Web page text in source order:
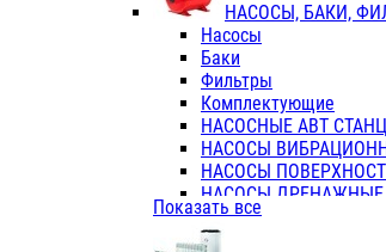
ТРОЙНИКИ
ТРОЙНИКИ С
КОЛЬЦА
ТРУБЫ НАПОРНЫЕ
ТРУБЫ
ТРУБЫ
НАСОСЫ, БАКИ,
Насосы
Баки
Фильтры
Комплектующие
НАСОСНЫЕ АВТ
НАСОСЫ
НАСОСЫ
НАСОСЫ
НАСОСЫ ПОВЫСИТ и
НАСОСЫ СКВАЖИННЫЕ
Показать все